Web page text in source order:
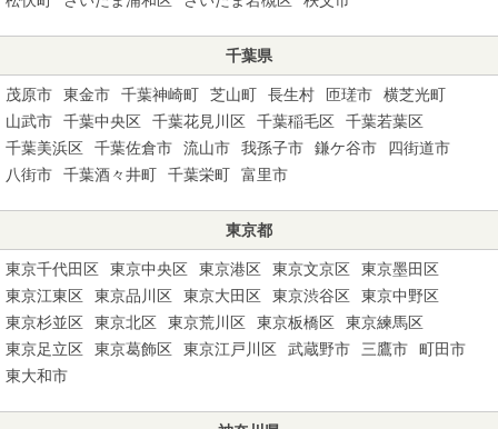
千葉県
茂原市 東金市 千葉神崎町 芝山町 長生村 匝瑳市
横芝光町
山武市
千葉中央区 千葉花見川区 千葉稲毛区
千葉若葉区
千葉美浜区
千葉佐倉市 流山市 我孫子市 鎌ケ谷市
四街道市
八街市
千葉酒々井町 千葉栄町 富里市
東京都
東京千代田区 東京中央区 東京港区 東京文京区
東京墨田区
東京江東区
東京品川区 東京大田区 東京渋谷区
東京中野区
東京杉並区
東京北区 東京荒川区 東京板橋区
東京練馬区
東京足立区
東京葛飾区 東京江戸川区 武蔵野市 三鷹市
町田市
東大和市